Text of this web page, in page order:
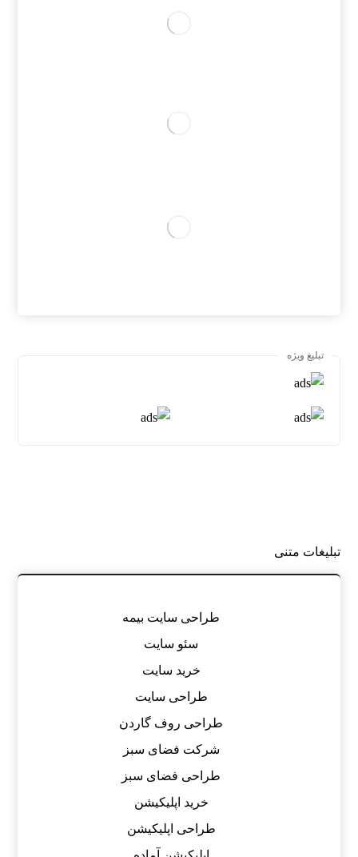
تبلیغ ویژه
تبلیغات متنی
طراحی سایت بیمه
سئو سایت
خرید سایت
طراحی سایت
طراحی روف گاردن
شرکت فضای سبز
طراحی فضای سبز
خرید اپلیکیشن
طراحی اپلیکیشن